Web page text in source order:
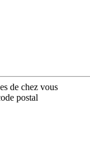
de chez vous
postal